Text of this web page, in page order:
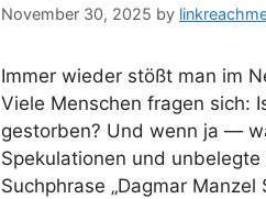
November 30, 2025 by
Immer wieder stößt man im
Viele Menschen fragen sich:
gestorben? Und wenn ja —
Spekulationen und
Suchphrase „Dagmar